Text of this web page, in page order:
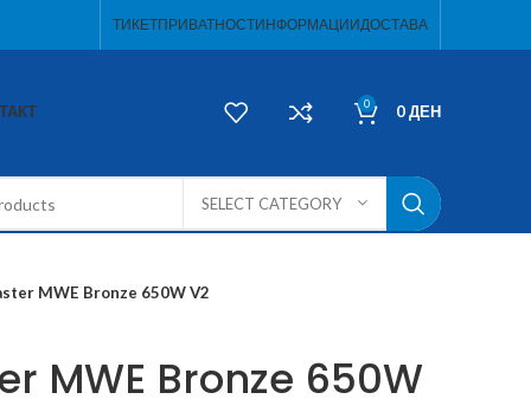
ТИКЕТПРИВАТНОСТИНФОРМАЦИИДОСТАВА
0 0ДЕН
SELECT CATEGORY
MWE Bronze 650W V2
MWE Bronze 650W